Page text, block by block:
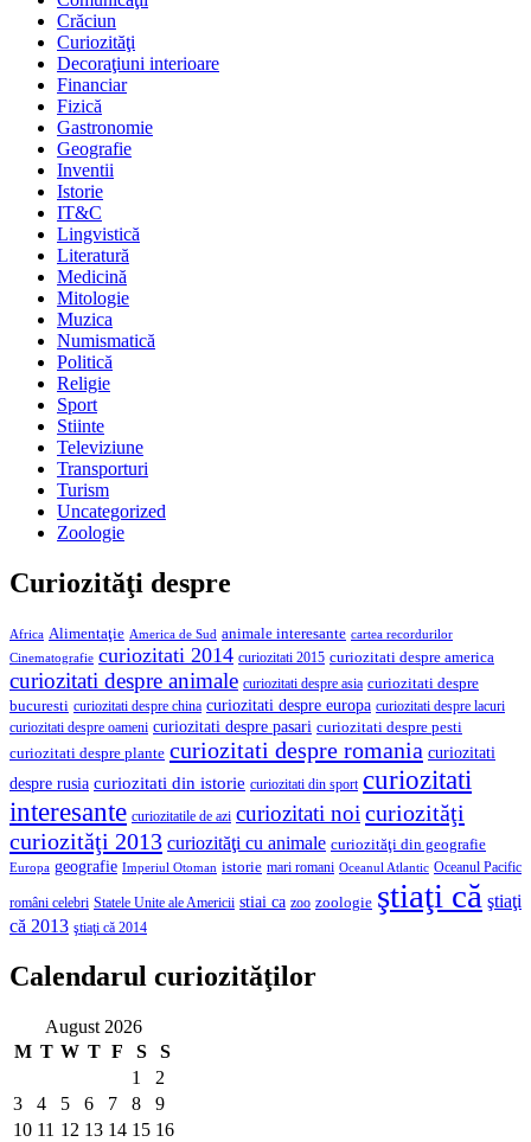
Crăciun
Curiozităţi
Decoraţiuni interioare
Financiar
Fizică
Gastronomie
Geografie
Inventii
Istorie
IT&C
Lingvistică
Literatură
Medicină
Mitologie
Muzica
Numismatică
Politică
Religie
Sport
Stiinte
Televiziune
Transporturi
Turism
Uncategorized
Zoologie
Curiozităţi despre
Africa Alimentaţie America de Sud animale interesante cartea recordurilor
Cinematografie curiozitati 2014 curiozitati 2015 curiozitati despre america
curiozitati despre animale curiozitati despre asia curiozitati despre
bucuresti curiozitati despre china curiozitati despre europa curiozitati despre lacuri
curiozitati despre oameni curiozitati despre pasari curiozitati despre pesti
curiozitati despre plante curiozitati despre romania curiozitati
despre rusia curiozitati din istorie curiozitati din sport curiozitati
interesante curiozitatile de azi curiozitati noicuriozităţi
curiozităţi 2013 curiozităţi cu animale curiozităţi din geografie
Europa geografie Imperiul Otoman istorie mari romani Oceanul Atlantic Oceanul Pacific
români celebri Statele Unite ale Americii stiai ca zoo zoologie ştiaţi că ştiaţi
că 2013 ştiaţi că 2014
Calendarul curiozităţilor
August 2026
M T W T F S
S
1
2
3
4 5 6 7 8
9
10 11 12 13 14 15 16